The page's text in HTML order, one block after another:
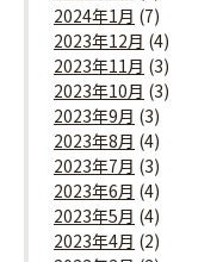
2024年1月 (7)
2023年12月 (4)
2023年11月 (3)
2023年10月 (3)
2023年9月 (3)
2023年8月 (4)
2023年7月 (3)
2023年6月 (4)
2023年5月 (4)
2023年4月 (2)